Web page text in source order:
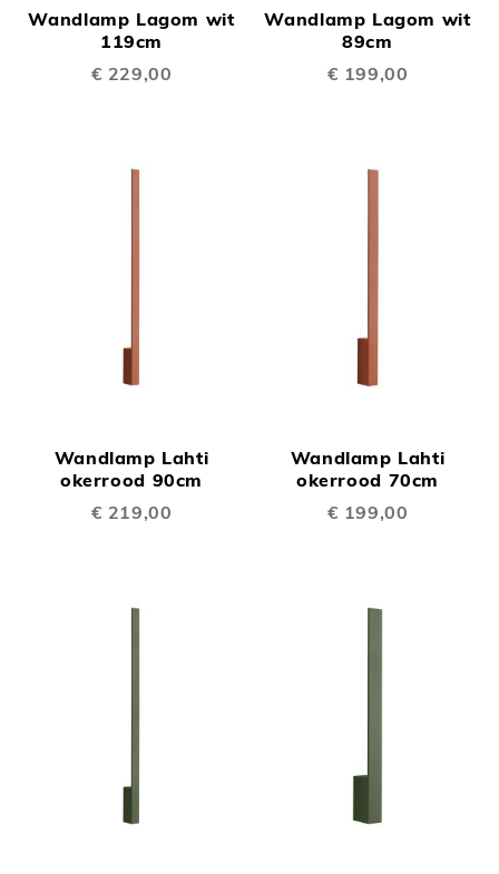
Wandlamp Lagom wit
119cm
€ 229,00
Wandlamp Lagom wit
89cm
€ 199,00
Wandlamp Lahti
okerrood 90cm
€ 219,00
Wandlamp Lahti
okerrood 70cm
€ 199,00